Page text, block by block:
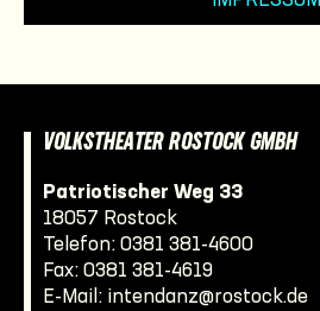
VOLKSTHEATER ROSTOCK GMBH
Patriotischer Weg 33
18057 Rostock
Telefon: 0381 381-4600
Fax: 0381 381-4619
E-Mail: intendanz@rostock.de